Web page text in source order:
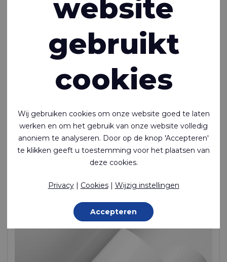
Rivercyclon® 330
weefsel. Het duurzame alternatief voor PVC-gecoat
textiel
330 g/m²
website
gebruikt
cookies
Wij gebruiken cookies om onze website goed te laten
werken en om het gebruik van onze website volledig
anoniem te analyseren. Door op de knop 'Accepteren'
te klikken geeft u toestemming voor het plaatsen van
deze cookies.
Privacy| Cookies| Wijzig instellingen
Accepteren